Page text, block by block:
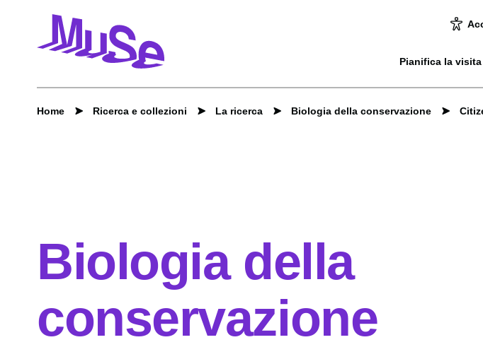
Pianifica la visita
Home Ricerca e collezioni La ricerca Biologia della conservazione
Biologia della
conservazione